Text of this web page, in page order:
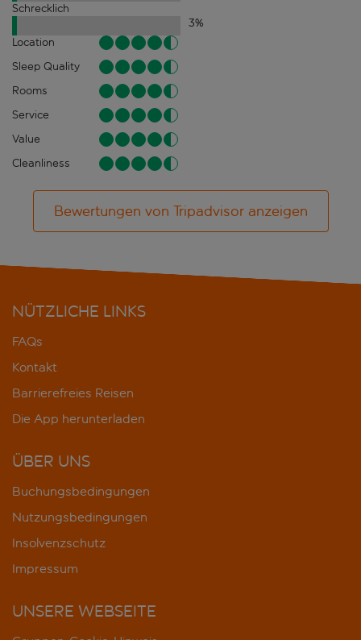
Schrecklich
3%
Location
Sleep Quality
Rooms
Service
Value
Cleanliness
Bewertungen von Tripadvisor anzeigen
NÜTZLICHE LINKS
FAQs
Kontakt
Barrierefreies Reisen
Die App herunterladen
ÜBER UNS
Buchungsbedingungen
Nutzungsbedingungen
Insolvenzschutz
Impressum
UNSERE WEBSEITE